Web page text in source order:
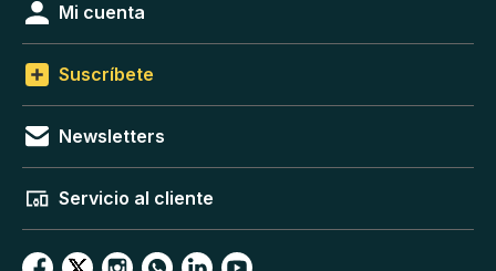
Mi cuenta
Suscríbete
Newsletters
Servicio al cliente